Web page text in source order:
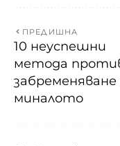
ПРЕДИШНА
10 неуспешни
метода
миналото